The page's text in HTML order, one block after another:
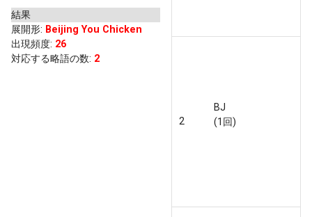
結果
展開形: Beijing You Chicken
出現頻度: 26
対応する略語の数: 2
2
BJ
(1回)